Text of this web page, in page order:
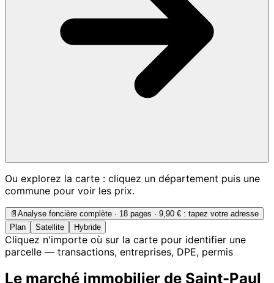
Ou explorez la carte : cliquez un département puis une
commune pour voir les prix.
📄 Analyse foncière complète · 18 pages · 9,90 € : tapez votre adresse
Plan
Satellite Hybride
Cliquez n'importe où sur la carte pour identifier une
parcelle — transactions, entreprises, DPE, permis
Le marché immobilier de Saint-Paul